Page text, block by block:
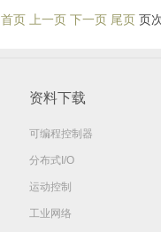
首页 上一页 下一页 尾页页
资料下载
可编程控制器
分布式I/O
运动控制
工业网络